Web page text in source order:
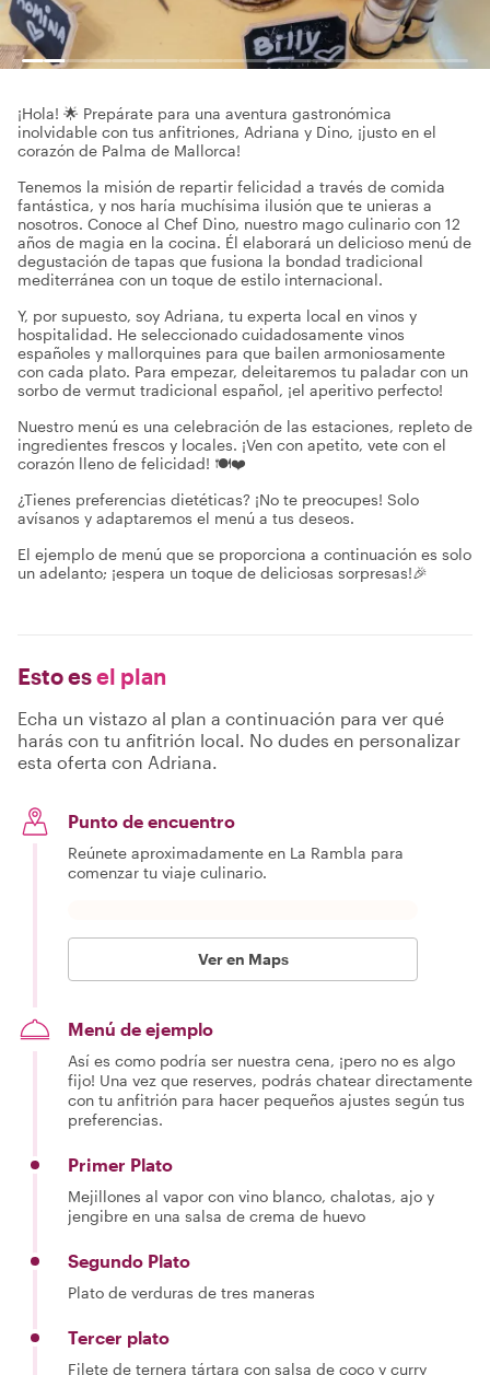
¡Hola! 🌟 Prepárate para una aventura gastronómica
inolvidable con tus anfitriones, Adriana y Dino, ¡justo en el
corazón de Palma de Mallorca!
Tenemos la misión de repartir felicidad a través de comida
fantástica, y nos haría muchísima ilusión que te unieras a
nosotros. Conoce al Chef Dino, nuestro mago culinario con 12
años de magia en la cocina. Él elaborará un delicioso menú de
degustación de tapas que fusiona la bondad tradicional
mediterránea con un toque de estilo internacional.
Y, por supuesto, soy Adriana, tu experta local en vinos y
hospitalidad. He seleccionado cuidadosamente vinos
españoles y mallorquines para que bailen armoniosamente
con cada plato. Para empezar, deleitaremos tu paladar con un
sorbo de vermut tradicional español, ¡el aperitivo perfecto!
Nuestro menú es una celebración de las estaciones, repleto de
ingredientes frescos y locales. ¡Ven con apetito, vete con el
corazón lleno de felicidad! 🍽️❤️
¿Tienes preferencias dietéticas? ¡No te preocupes! Solo
avísanos y adaptaremos el menú a tus deseos.
El ejemplo de menú que se proporciona a continuación es solo
un adelanto; ¡espera un toque de deliciosas sorpresas!🎉
Esto esel plan
Echa un vistazo al plan a continuación para ver qué
harás con tu anfitrión local. No dudes en personalizar
esta oferta con Adriana.
Punto de encuentro
Reúnete aproximadamente en La Rambla para
comenzar tu viaje culinario.
Ver en Maps
Menú de ejemplo
Así es como podría ser nuestra cena, ¡pero no es algo
fijo! Una vez que reserves, podrás chatear directamente
con tu anfitrión para hacer pequeños ajustes según tus
preferencias.
Primer Plato
Mejillones al vapor con vino blanco, chalotas, ajo y
jengibre en una salsa de crema de huevo
Segundo Plato
Plato de verduras de tres maneras
Tercer plato
Filete de ternera tártara con salsa de coco y curry